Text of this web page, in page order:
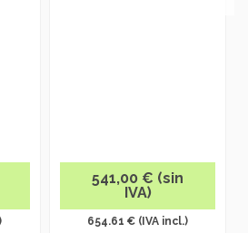
541,00 € (sin
IVA)
654.61 € (IVA incl.)